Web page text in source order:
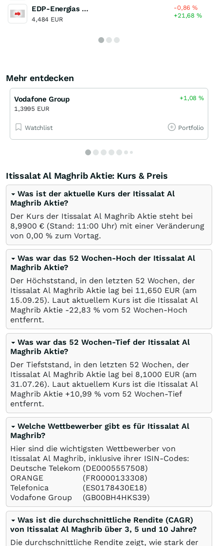
EDP-Energias de Portugal
4,484 EUR
-0,86%
+21,68%
Mehr entdecken
Vodafone Group
1,3995 EUR
+1,08%
Watchlist Portfolio
Itissalat Al Maghrib Aktie: Kurs & Preis
Was ist der aktuelle Kurs der Itissalat Al
Maghrib Aktie?
Der Kurs der Itissalat Al Maghrib Aktie steht bei
8,9900 € (Stand: 11:00 Uhr) mit einer Veränderung
von 0,00 % zum Vortag.
Was war das 52 Wochen-Hoch der Itissalat Al
Maghrib Aktie?
Der Höchststand, in den letzten 52 Wochen, der
Itissalat Al Maghrib Aktie lag bei 11,650 EUR (am
15.09.25). Laut aktuellem Kurs ist die Itissalat Al
Maghrib Aktie -22,83 % vom 52 Wochen-Hoch
entfernt.
Was war das 52 Wochen-Tief der Itissalat Al
Maghrib Aktie?
Der Tiefststand, in den letzten 52 Wochen, der
Itissalat Al Maghrib Aktie lag bei 8,1000 EUR (am
31.07.26). Laut aktuellem Kurs ist die Itissalat Al
Maghrib Aktie +10,99 % vom 52 Wochen-Tief
entfernt.
Welche Wettbewerber gibt es für Itissalat Al
Maghrib?
Hier sind die wichtigsten Wettbewerber von
Itissalat Al Maghrib, inklusive ihrer ISIN-Codes:
Deutsche Telekom (DE0005557508)
ORANGE
(FR0000133308)
Telefonica
(ES0178430E18)
Vodafone Group
(GB00BH4HKS39)
Was ist die durchschnittliche Rendite (CAGR)
von Itissalat Al Maghrib über 3, 5 und 10 Jahre?
Die durchschnittliche Rendite zeigt, wie stark der